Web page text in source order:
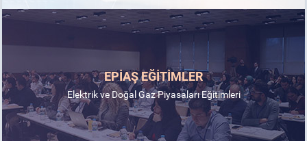
EPİAŞ EĞİTİMLER
Elektrik ve Doğal Gaz Piyasaları Eğitimleri